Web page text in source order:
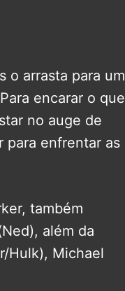
o arrasta para um
encarar o que
no auge de
para enfrentar as
também
além da
Hulk), Michael